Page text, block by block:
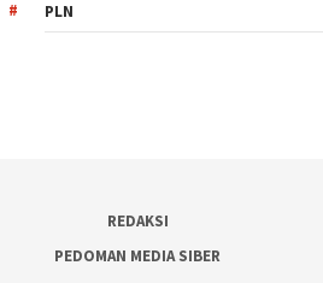
PLN
REDAKSI
PEDOMAN MEDIA SIBER